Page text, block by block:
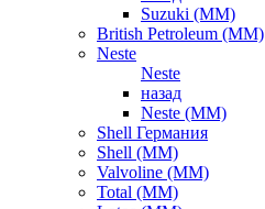
Suzuki (ММ)
British Petroleum (ММ)
Neste
Neste
назад
Neste (ММ)
Shell Германия
Shell (ММ)
Valvoline (ММ)
Total (ММ)